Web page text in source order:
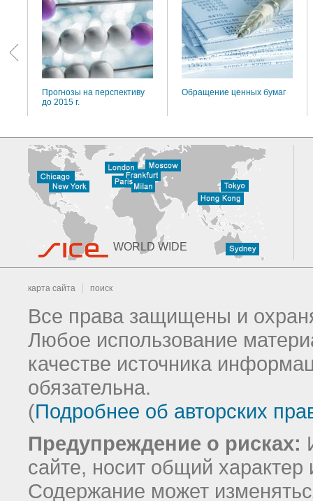
Прогнозы на перспективу
до 2015 г.
Обращение ценных бумаг
WORLD WIDE
карта сайта поиск
Все права защищены и
Любое использование
качестве источника
обязательна.
(Подробнее об авторских
Предупреждение о рисках:
сайте, носит общий
Содержание может